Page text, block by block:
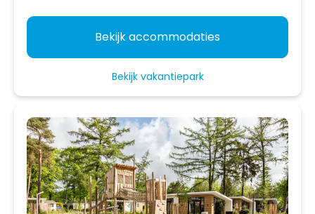
Bekijk accommodaties
Bekijk vakantiepark